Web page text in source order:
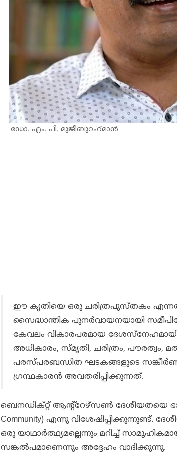
ഡോ. എം. പി. മുജീബുറഹ്‌മാന്‍
ഈ കൃതിയെ ഒരു ചരിത്രപുസ്തകം
സൈദ്ധാന്തിക പുനര്‍വായനയായി
കേവലം വികാരപരമായ
അധികാരം, സ്മൃതി, ചരിത്രം, പൗരത്വം,
പരസ്പരബന്ധിത ഘടകങ്ങളുടെ
ഗ്രന്ഥകാരന്‍ അവതരിപ്പിക്കുന്നത്.
ബെനഡിക്റ്റ് ആന്റ്റേഴ്‌സണ്‍ ദേശീയതയെ
Community) എന്നു വിശേഷിപ്പിക്കുന്നുണ്ട്.
ഒരു യാഥാര്‍ത്ഥ്യമല്ലെന്നും മറിച്ച്
സങ്കല്‍പമാണെന്നും അദ്ദേഹം വാദിക്കുന്നു.